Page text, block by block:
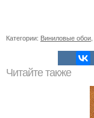
Категории: Виниловые обои
Читайте также